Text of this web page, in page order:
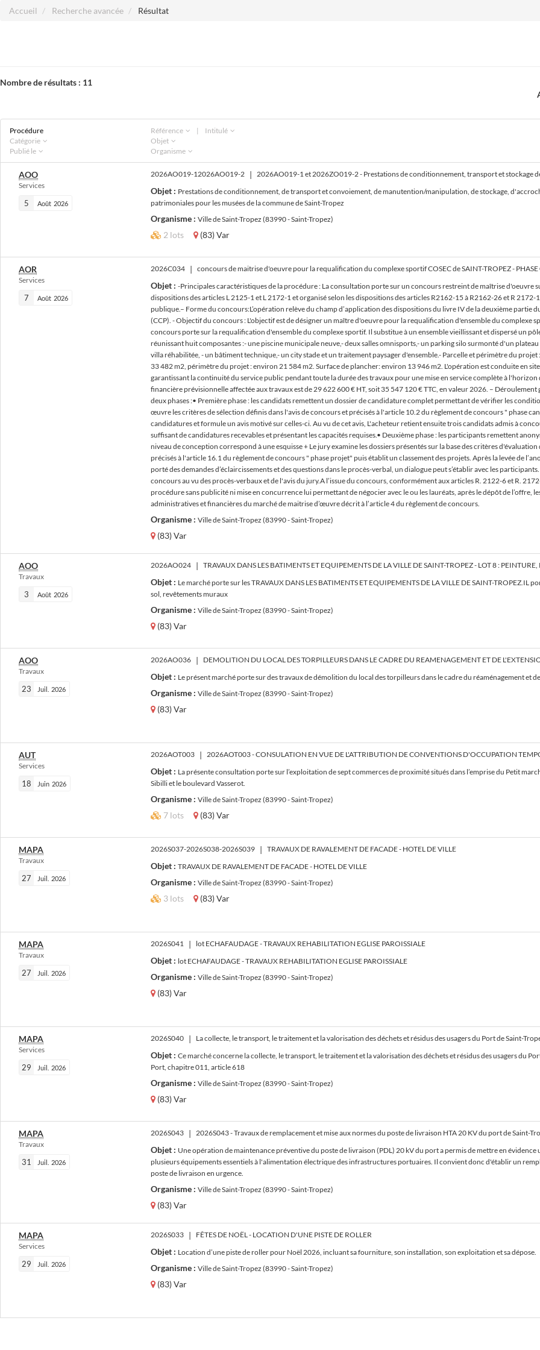
Accueil Recherche avancée Résultat
Nombre de résultats : 11
Procédure
Catégorie
Publié le
Référence |
Intitulé
Objet
Organisme
AOO
Services
5 Août 2026
2026AO019-12026AO019-2 |
Objet : Prestations de conditionnement, de transport et convoiement, de manutention/manipulation, de stockage,
patrimoniales pour les musées de la commune de Saint-Tropez
Organisme : Ville de Saint-Tropez (83990 - Saint-Tropez)
2 lots (83) Var
AOR
Services
7 Août 2026
2026C034 |
Objet : -Principales caractéristiques de la procédure : La consultation porte sur un concours restreint de maîtrise d'oeuvre
dispositions des articles L 2125-1 et L 2172-1 et organisé selon les dispositions des articles R2162-15 à R2162-26 et R 2172-
publique.– Forme du concours:L’opération relève du champ d’application des dispositions du livre IV de la deuxième partie
(CCP). - Objectif du concours : L'objectif est de désigner un maître d'oeuvre pour la requalification d'ensemble du complexe
concours porte sur la requalification d'ensemble du complexe sportif. Il substitue à un ensemble vieillissant et dispersé un
réunissant huit composantes :- une piscine municipale neuve,- deux salles omnisports,- un parking silo surmonté d'un
villa réhabilitée, - un bâtiment technique,- un city stade et un traitement paysager d'ensemble.- Parcelle et périmètre du
33 482 m2, périmètre du projet : environ 21 584 m2. Surface de plancher: environ 13 946 m2. L'opération est conduite en
garantissant la continuité du service public pendant toute la durée des travaux pour une mise en service complète à l'horizon
financière prévisionnelle affectée aux travaux est de 29 622 600 € HT, soit 35 547 120 € TTC, en valeur 2026. – Déroulement
deux phases :• Première phase : les candidats remettent un dossier de candidature complet permettant de vérifier les
œuvre les critères de sélection définis dans l'avis de concours et précisés à l'article 10.2 du règlement de concours " phase
candidatures et formule un avis motivé sur celles-ci. Au vu de cet avis, L'acheteur retient ensuite trois candidats admis à
suffisant de candidatures recevables et présentant les capacités requises.• Deuxième phase : les participants remettent
niveau de conception correspond à une esquisse + Le jury examine les dossiers présentés sur la base des critères
précisés à l'article 16.1 du règlement de concours " phase projet" puis établit un classement des projets. Après la levée de
porté des demandes d’éclaircissements et des questions dans le procès-verbal, un dialogue peut s’établir avec les
concours au vu des procès-verbaux et de l'avis du jury.A l’issue du concours, conformément aux articles R. 2122-6 et R.
procédure sans publicité ni mise en concurrence lui permettant de négocier avec le ou les lauréats, après le dépôt de l’offre,
administratives et financières du marché de maitrise d’œuvre décrit à l’article 4 du règlement de concours.
Organisme : Ville de Saint-Tropez (83990 - Saint-Tropez)
(83) Var
AOO
Travaux
3 Août 2026
2026AO024 |
Objet : Le marché porte sur les TRAVAUX DANS LES BATIMENTS ET EQUIPEMENTS DE LA VILLE DE SAINT-TROPEZ.IL
sol, revêtements muraux
Organisme : Ville de Saint-Tropez (83990 - Saint-Tropez)
(83) Var
AOO
Travaux
23 Juil. 2026
2026AO036 |
Objet : Le présent marché porte sur des travaux de démolition du local des torpilleurs dans le cadre du réaménagement et
Organisme : Ville de Saint-Tropez (83990 - Saint-Tropez)
(83) Var
AUT
Services
18 Juin 2026
2026AOT003 |
Objet : La présente consultation porte sur l’exploitation de sept commerces de proximité situés dans l’emprise du Petit
Sibilli et le boulevard Vasserot.
Organisme : Ville de Saint-Tropez (83990 - Saint-Tropez)
7 lots (83) Var
MAPA
Travaux
27 Juil. 2026
2026S037-2026S038-2026S039 | TRAVAUX DE RAVALEMENT DE FACADE - HOTEL DE VILLE
Objet : TRAVAUX DE RAVALEMENT DE FACADE - HOTEL DE VILLE
Organisme : Ville de Saint-Tropez (83990 - Saint-Tropez)
3 lots (83) Var
MAPA
Travaux
27 Juil. 2026
2026S041 | lot ECHAFAUDAGE - TRAVAUX REHABILITATION EGLISE PAROISSIALE
Objet : lot ECHAFAUDAGE - TRAVAUX REHABILITATION EGLISE PAROISSIALE
Organisme : Ville de Saint-Tropez (83990 - Saint-Tropez)
(83) Var
MAPA
Services
29 Juil. 2026
2026S040 | La collecte, le transport, le traitement et la valorisation des déchets et résidus des usagers du Port de Saint-
Objet : Ce marché concerne la collecte, le transport, le traitement et la valorisation des déchets et résidus des usagers du
Port, chapitre 011, article 618
Organisme : Ville de Saint-Tropez (83990 - Saint-Tropez)
(83) Var
MAPA
Travaux
31 Juil. 2026
2026S043 |
Objet : Une opération de maintenance préventive du poste de livraison (PDL) 20 kV du port a permis de mettre en
plusieurs équipements essentiels à l'alimentation électrique des infrastructures portuaires. Il convient donc d'établir un
poste de livraison en urgence.
Organisme : Ville de Saint-Tropez (83990 - Saint-Tropez)
(83) Var
MAPA
Services
29 Juil. 2026
2026S033 | FÊTES DE NOËL - LOCATION D'UNE PISTE DE ROLLER
Objet : Location d’une piste de roller pour Noël 2026, incluant sa fourniture, son installation, son exploitation et sa dépose.
Organisme : Ville de Saint-Tropez (83990 - Saint-Tropez)
(83) Var